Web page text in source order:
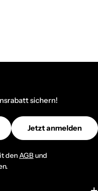
sichern!
Jetzt anmelden
denAGB und